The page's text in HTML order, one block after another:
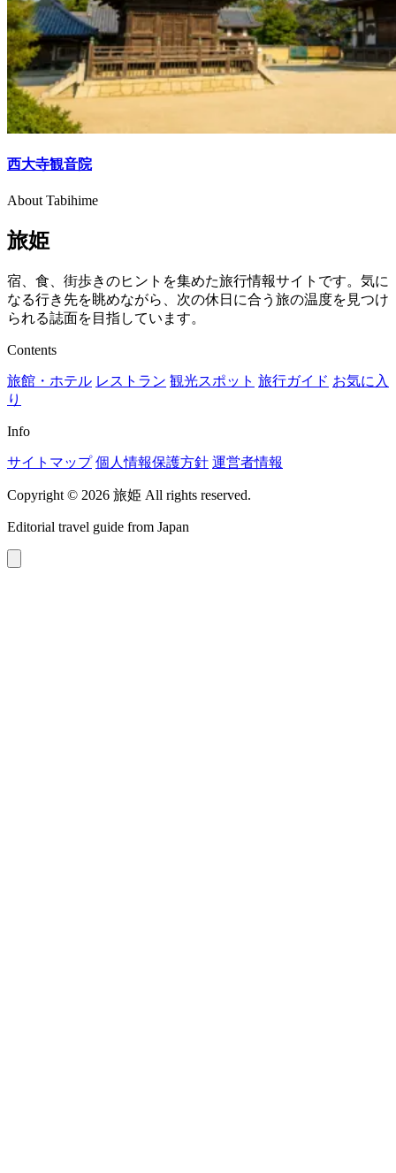
西大寺観音院
About Tabihime
旅姫
宿、食、街歩きのヒントを集めた旅行情報サイトです。気に
なる行き先を眺めながら、次の休日に合う旅の温度を見つけ
られる誌面を目指しています。
Contents
旅館・ホテル レストラン 観光スポット 旅行ガイド お気に入
り
Info
サイトマップ 個人情報保護方針 運営者情報
Copyright © 2026 旅姫 All rights reserved.
Editorial travel guide from Japan